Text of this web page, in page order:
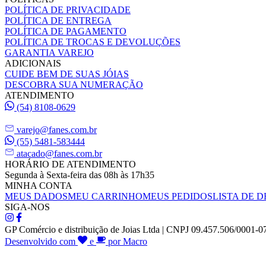
POLÍTICA DE PRIVACIDADE
POLÍTICA DE ENTREGA
POLÍTICA DE PAGAMENTO
POLÍTICA DE TROCAS E DEVOLUÇÕES
GARANTIA VAREJO
ADICIONAIS
CUIDE BEM DE SUAS JÓIAS
DESCOBRA SUA NUMERAÇÃO
ATENDIMENTO
(54) 8108-0629
varejo@fanes.com.br
(55) 5481-583444
atacado@fanes.com.br
HORÁRIO DE ATENDIMENTO
Segunda à Sexta-feira das 08h às 17h35
MINHA CONTA
MEUS DADOSMEU CARRINHOMEUS PEDIDOSLISTA DE
SIGA-NOS
GP Comércio e distribuição de Joias Ltda | CNPJ 09.457.506/0001-
Desenvolvido com
e por Macro